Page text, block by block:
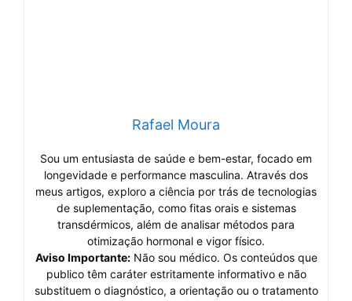
Rafael Moura
Sou um entusiasta de saúde e bem-estar, focado em
longevidade e performance masculina. Através dos
meus artigos, exploro a ciência por trás de tecnologias
de suplementação, como fitas orais e sistemas
transdérmicos, além de analisar métodos para
otimização hormonal e vigor físico.
Aviso Importante:Não sou médico. Os conteúdos que
publico têm caráter estritamente informativo e não
substituem o diagnóstico, a orientação ou o tratamento